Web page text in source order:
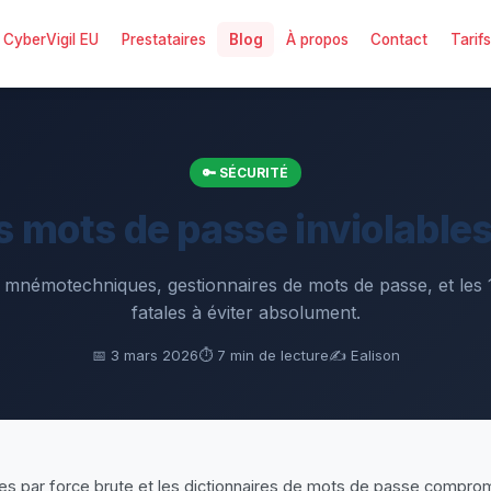
un incident CyberVigil EU Blog Tarifs
🔑 SÉCURITÉ
mots de passe
gestionnaires de mots de passe, et les
fatales à éviter absolument.
📅 3 mars 2026⏱️ 7 min de lecture✍️ Ealison
CyberVigil EU Prestataires Blog À propos Contact Tarifs
par force brute et les dictionnaires de mots de passe